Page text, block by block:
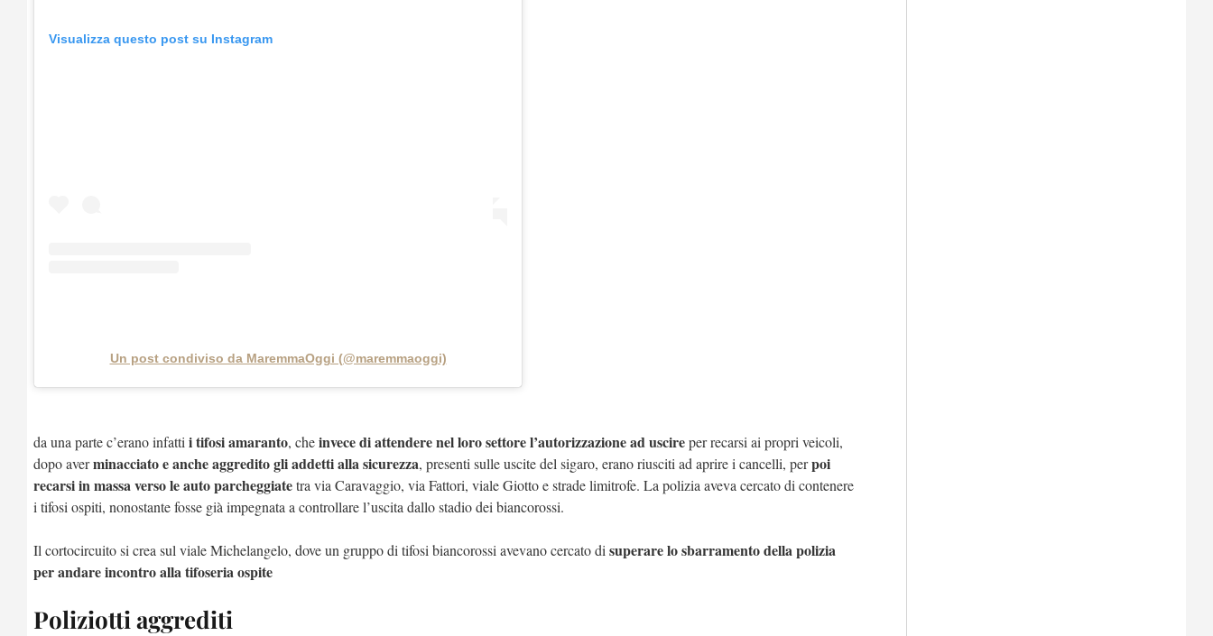
Visualizza questo post su Instagram
Un post condiviso da MaremmaOggi (@maremmaoggi)
da una parte c’erano infatti i tifosi amaranto, cheinvece di attendere nel loro settore l’autorizzazione ad uscireper recarsi ai propri veicoli,
dopo averminacciato e anche aggredito gli addetti alla sicurezza, presenti sulle uscite del sigaro, erano riusciti ad aprire i cancelli, perpoi
recarsi in massa verso le auto parcheggiatetra via Caravaggio, via Fattori, viale Giotto e strade limitrofe. La polizia aveva cercato di contenere
i tifosi ospiti, nonostante fosse già impegnata a controllare l’uscita dallo stadio dei biancorossi.
Il cortocircuito si crea sul viale Michelangelo, dove un gruppo di tifosi biancorossi avevano cercato di superare lo sbarramento della polizia
per andare incontro alla tifoseria ospite
Poliziotti aggrediti